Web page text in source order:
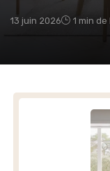
13 juin 2026 1 min